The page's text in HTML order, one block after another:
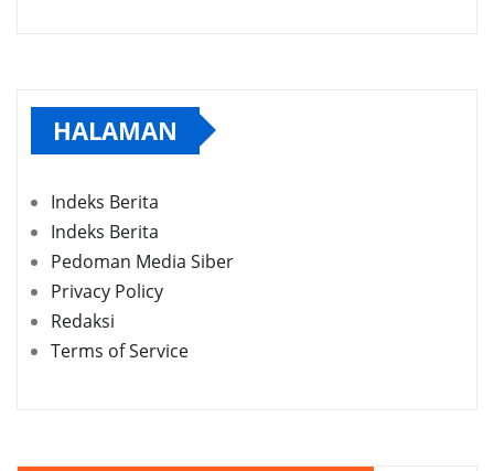
HALAMAN
Indeks Berita
Indeks Berita
Pedoman Media Siber
Privacy Policy
Redaksi
Terms of Service